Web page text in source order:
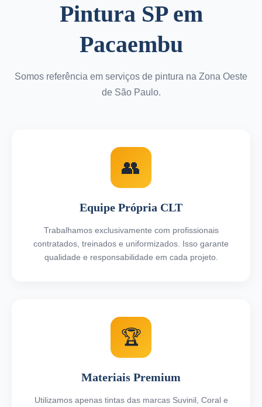
Pintura SP em
Pacaembu
Somos referência em serviços de pintura na Zona Oeste
de São Paulo.
👥
Equipe Própria CLT
Trabalhamos exclusivamente com profissionais
contratados, treinados e uniformizados. Isso garante
qualidade e responsabilidade em cada projeto.
🏆
Materiais Premium
Utilizamos apenas tintas das marcas Suvinil, Coral e